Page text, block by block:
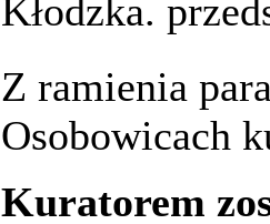
Kłodzka.
Z ramienia
Osobowicach
Kuratorem